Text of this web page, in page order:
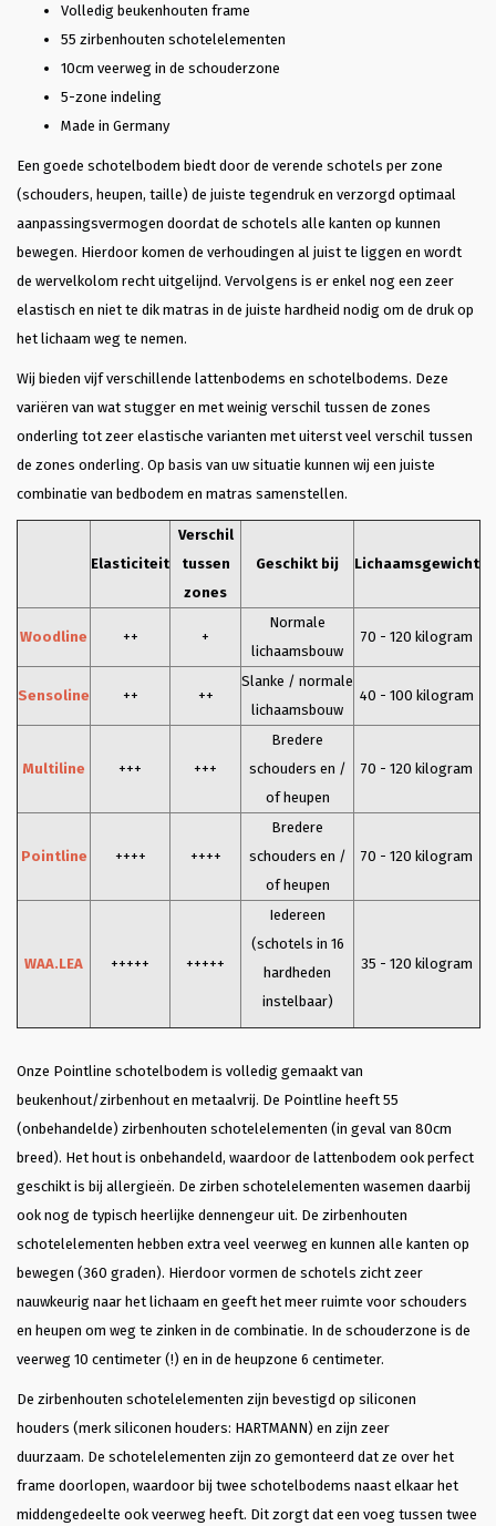
Volledig beukenhouten frame
55 zirbenhouten schotelelementen
10cm veerweg in de schouderzone
5-zone indeling
Made in Germany
Een goede schotelbodem biedt door de verende schotels per zone
(schouders, heupen, taille) de juiste tegendruk en verzorgd optimaal
aanpassingsvermogen doordat de schotels alle kanten op kunnen
bewegen. Hierdoor komen de verhoudingen al juist te liggen en wordt
de wervelkolom recht uitgelijnd. Vervolgens is er enkel nog een zeer
elastisch en niet te dik matras in de juiste hardheid nodig om de druk op
het lichaam weg te nemen.
Wij bieden vijf verschillende lattenbodems en schotelbodems. Deze
variëren van wat stugger en met weinig verschil tussen de zones
onderling tot zeer elastische varianten met uiterst veel verschil tussen
de zones onderling. Op basis van uw situatie kunnen wij een juiste
combinatie van bedbodem en matras samenstellen.
Elasticiteit
Verschil
tussen
zones
Geschikt bij Lichaamsgewicht
Woodline ++ +
Normale
lichaamsbouw
70 - 120 kilogram
Sensoline ++ ++
Slanke / normale
lichaamsbouw
40 - 100 kilogram
Multiline +++ +++
Bredere
schouders en /
of heupen
70 - 120 kilogram
Pointline ++++ ++++
Bredere
schouders en /
of heupen
70 - 120 kilogram
WAA.LEA +++++ +++++
Iedereen
(schotels in 16
hardheden
instelbaar)
35 - 120 kilogram
Onze Pointline schotelbodem is volledig gemaakt van
beukenhout/zirbenhout en metaalvrij. De Pointline heeft 55
(onbehandelde) zirbenhouten schotelelementen (in geval van 80cm
breed). Het hout is onbehandeld, waardoor de lattenbodem ook perfect
geschikt is bij allergieën. De zirben schotelelementen wasemen daarbij
ook nog de typisch heerlijke dennengeur uit. De zirbenhouten
schotelelementen hebben extra veel veerweg en kunnen alle kanten op
bewegen (360 graden). Hierdoor vormen de schotels zicht zeer
nauwkeurig naar het lichaam en geeft het meer ruimte voor schouders
en heupen om weg te zinken in de combinatie. In de schouderzone is de
veerweg 10 centimeter (!) en in de heupzone 6 centimeter.
De zirbenhouten schotelelementen zijn bevestigd op siliconen
houders (merk siliconen houders: HARTMANN) en zijn zeer
duurzaam. De schotelelementen zijn zo gemonteerd dat ze over het
frame doorlopen, waardoor bij twee schotelbodems naast elkaar het
middengedeelte ook veerweg heeft. Dit zorgt dat een voeg tussen twee